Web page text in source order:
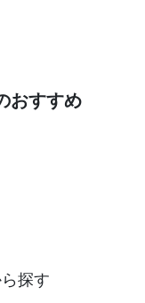
おすすめ
探す